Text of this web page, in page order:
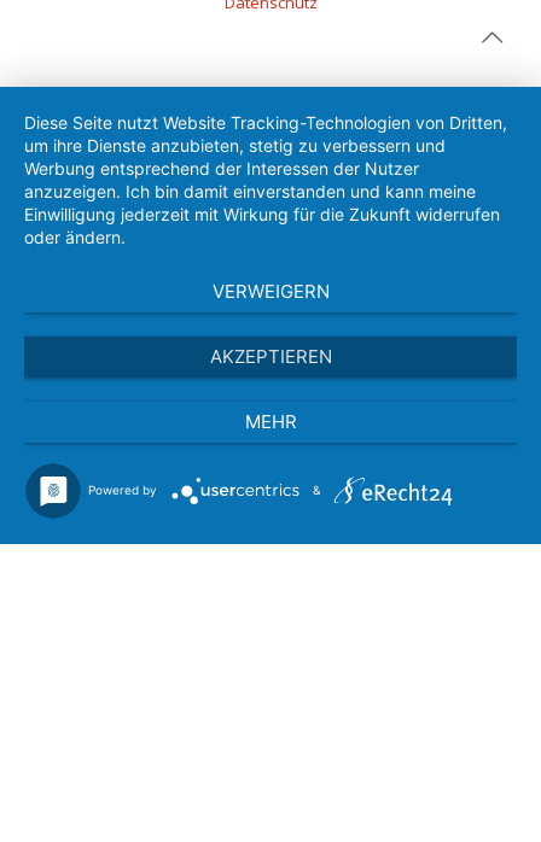
Diese Seite nutzt Website Tracking-Technologien von Dritten,
um ihre Dienste anzubieten, stetig zu verbessern und
Werbung entsprechend der Interessen der Nutzer
anzuzeigen. Ich bin damit einverstanden und kann meine
Einwilligung jederzeit mit Wirkung für die Zukunft widerrufen
oder ändern.
VERWEIGERN
AKZEPTIEREN
MEHR
Powered by &